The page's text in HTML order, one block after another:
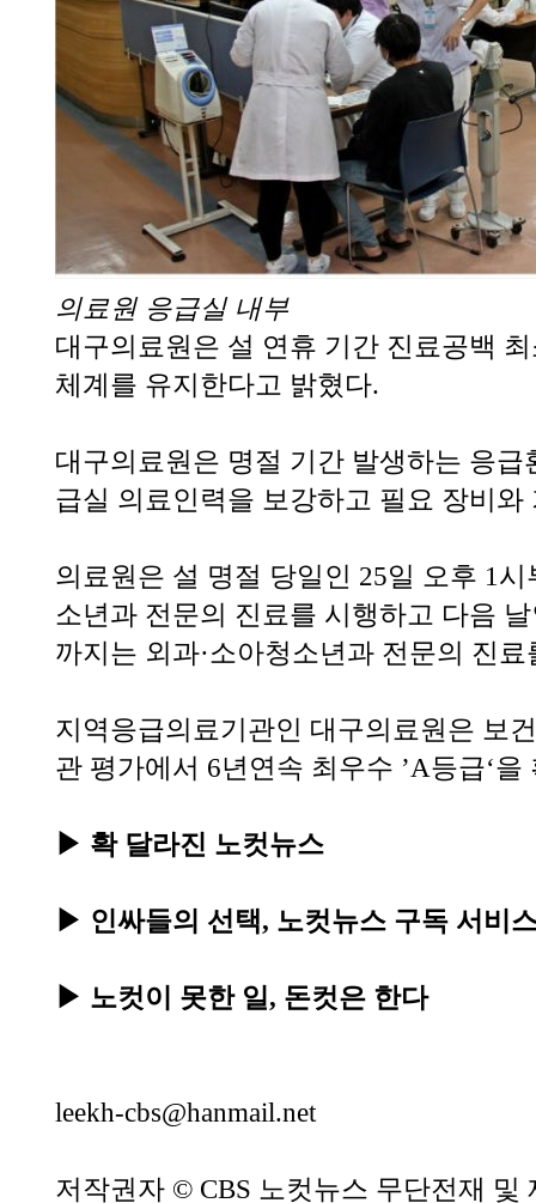
의료원 응급실 내부
대구의료원은 설 연휴 기간 진료공백
체계를 유지한다고 밝혔다.
대구의료원은 명절 기간 발생하는 응
급실 의료인력을 보강하고 필요 장비와
의료원은 설 명절 당일인 25일 오후 1
소년과 전문의 진료를 시행하고 다음
까지는 외과·소아청소년과 전문의 진
지역응급의료기관인 대구의료원은 보
관 평가에서 6년연속 최우수 ’A등급‘을
▶ 확 달라진 노컷뉴스
▶ 인싸들의 선택, 노컷뉴스 구독 서비
▶ 노컷이 못한 일, 돈컷은 한다
leekh-cbs@hanmail.net
저작권자 © CBS 노컷뉴스 무단전재 및